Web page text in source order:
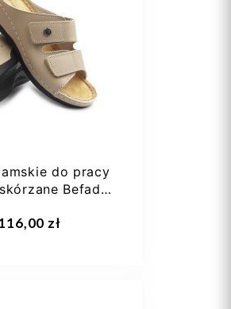
36 1/3
38 2/3
do pracy
Befado
zł